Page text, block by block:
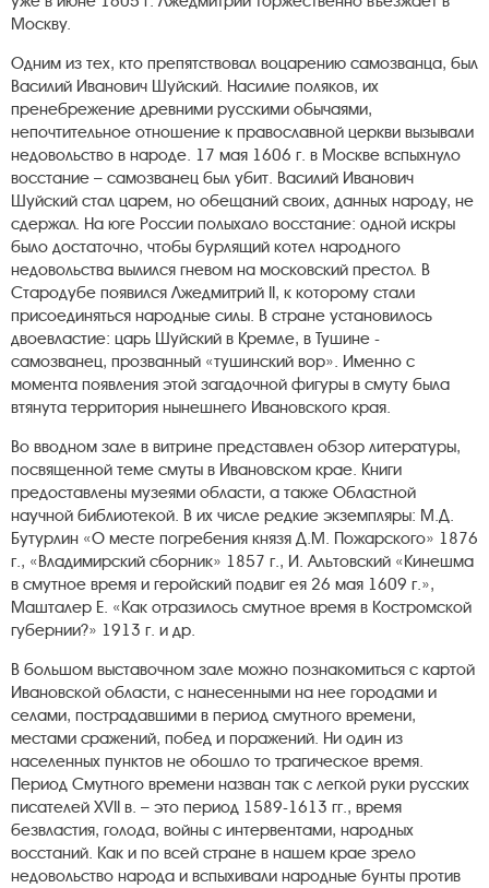
Москву.
Одним из тех, кто препятствовал воцарению самозванца, был
Василий Иванович Шуйский. Насилие поляков, их
пренебрежение древними русскими обычаями,
непочтительное отношение к православной церкви вызывали
недовольство в народе. 17 мая 1606 г. в Москве вспыхнуло
восстание – самозванец был убит. Василий Иванович
Шуйский стал царем, но обещаний своих, данных народу, не
сдержал. На юге России полыхало восстание: одной искры
было достаточно, чтобы бурлящий котел народного
недовольства вылился гневом на московский престол. В
Стародубе появился Лжедмитрий II, к которому стали
присоединяться народные силы. В стране установилось
двоевластие: царь Шуйский в Кремле, в Тушине -
самозванец, прозванный «тушинский вор». Именно с
момента появления этой загадочной фигуры в смуту была
втянута территория нынешнего Ивановского края.
Во вводном зале в витрине представлен обзор литературы,
посвященной теме смуты в Ивановском крае. Книги
предоставлены музеями области, а также Областной
научной библиотекой. В их числе редкие экземпляры: М.Д.
Бутурлин «О месте погребения князя Д.М. Пожарского» 1876
г., «Владимирский сборник» 1857 г., И. Альтовский «Кинешма
в смутное время и геройский подвиг ея 26 мая 1609 г.»,
Машталер Е. «Как отразилось смутное время в Костромской
губернии?» 1913 г. и др.
В большом выставочном зале можно познакомиться с картой
Ивановской области, с нанесенными на нее городами и
селами, пострадавшими в период смутного времени,
местами сражений, побед и поражений. Ни один из
населенных пунктов не обошло то трагическое время.
Период Смутного времени назван так с легкой руки русских
писателей XVII в. – это период 1589-1613 гг., время
безвластия, голода, войны с интервентами, народных
восстаний. Как и по всей стране в нашем крае зрело
недовольство народа и вспыхивали народные бунты против